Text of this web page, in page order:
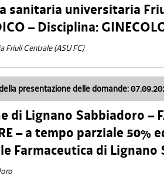
sanitaria universitaria
– Disciplina:
Friuli Centrale (ASU FC)
presentazione delle domande:
di Lignano Sabbiadoro –
– a tempo parziale
Farmaceutica di